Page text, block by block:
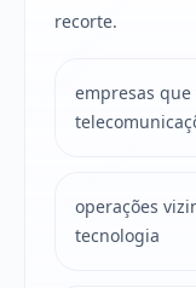
recorte.
empresas
operações
tecnologia